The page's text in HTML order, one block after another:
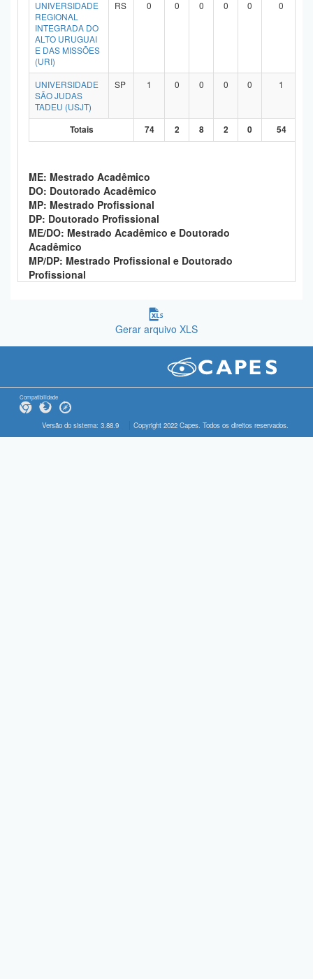
UNIVERSIDADE
REGIONAL
INTEGRADA DO
ALTO URUGUAI
E DAS MISSÕES
(URI)
RS 0 0 0 0 0 0
UNIVERSIDADE
SÃO JUDAS
TADEU (USJT)
SP 1 0 0 0 0 1
Totais 74 2 8 2 0 54
ME: Mestrado Acadêmico
DO: Doutorado Acadêmico
MP: Mestrado Profissional
DP: Doutorado Profissional
ME/DO: Mestrado Acadêmico e Doutorado
Acadêmico
MP/DP: Mestrado Profissional e Doutorado
Profissional
Gerar arquivo XLS
Compatibilidade
Versão do sistema: 3.88.9 Copyright 2022 Capes. Todos os direitos reservados.